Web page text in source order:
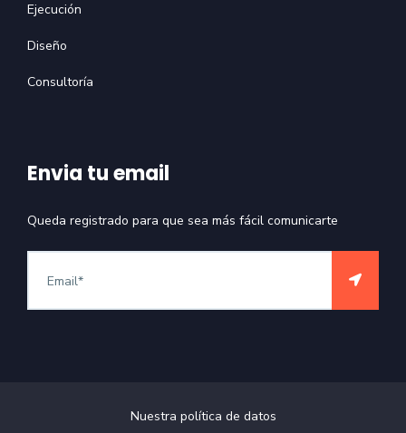
Ejecución
Diseño
Consultoría
Envia tu email
Queda registrado para que sea más fácil comunicarte
Nuestra política de datos